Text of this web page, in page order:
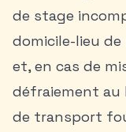
de stage
domicile-lieu
et, en cas de
défraiement au
de transport